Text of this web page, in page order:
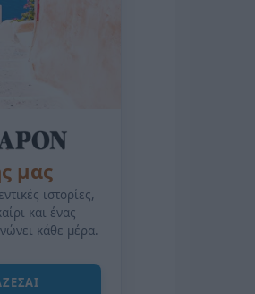
μας
ιστορίες,
και ένας
κάθε μέρα.